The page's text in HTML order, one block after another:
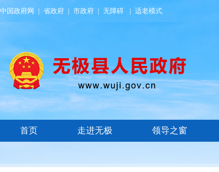
中国政府网 省政府 市政府 无障碍 适老模式